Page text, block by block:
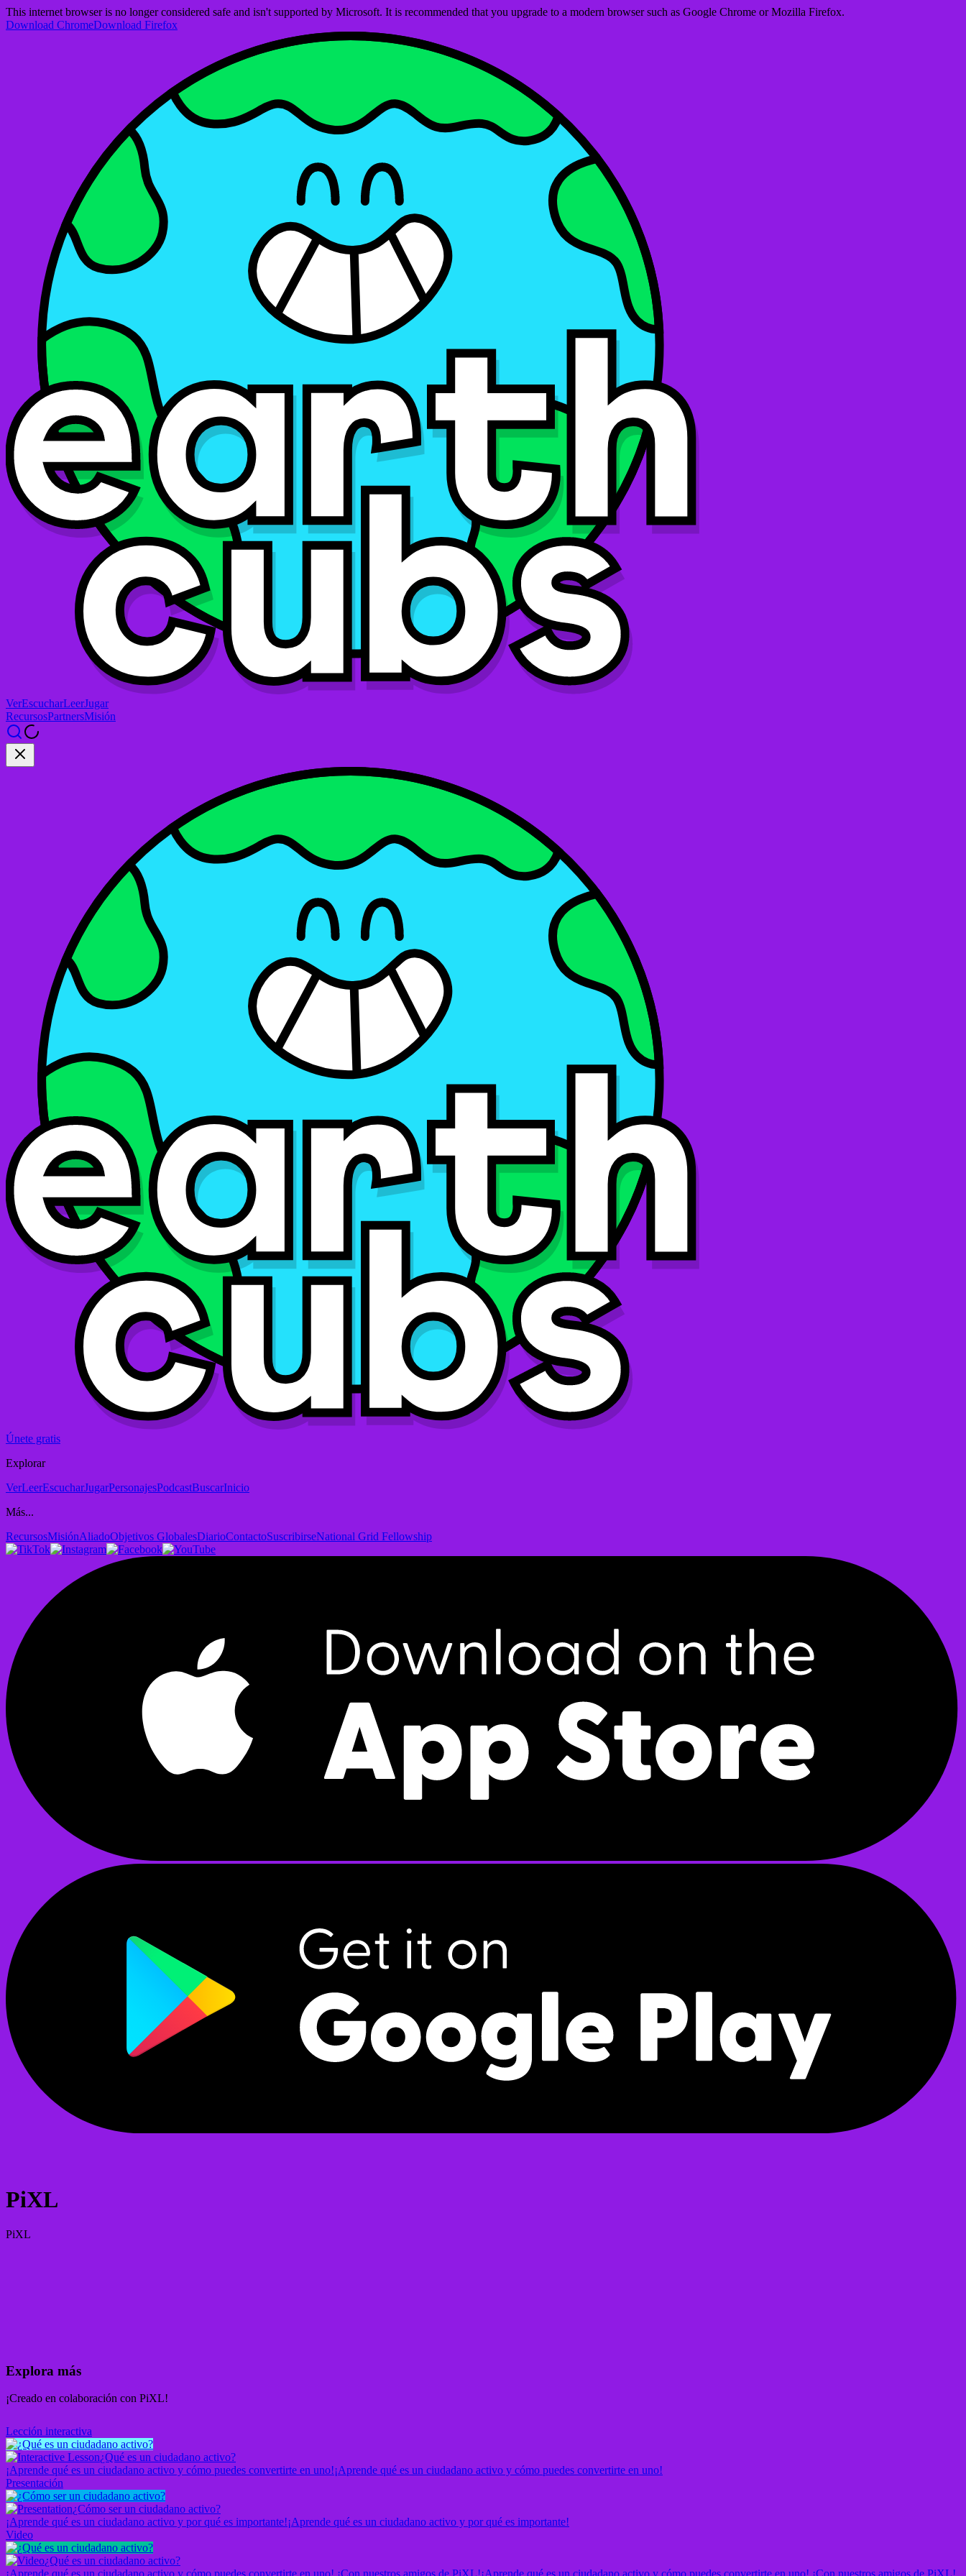
This internet browser is no longer considered safe and isn't supported by Microsoft. It is recommended that you upgrade to a modern browser such as Google Chrome or Mozilla Firefox.
Download ChromeDownload Firefox
VerEscucharLeerJugar
RecursosPartnersMisión
Únete gratis
Explorar
VerLeerEscucharJugarPersonajesPodcastBuscarInicio
Más...
RecursosMisiónAliadoObjetivos GlobalesDiarioContactoSuscribirseNational Grid Fellowship
PiXL
PiXL
Explora más
¡Creado en colaboración con PiXL!
Lección interactiva
¿Qué es un ciudadano activo?
¡Aprende qué es un ciudadano activo y cómo puedes convertirte en uno!¡Aprende qué es un ciudadano activo y cómo puedes convertirte en uno!
Presentación
¿Cómo ser un ciudadano activo?
¡Aprende qué es un ciudadano activo y por qué es importante!¡Aprende qué es un ciudadano activo y por qué es importante!
Video
¿Qué es un ciudadano activo?